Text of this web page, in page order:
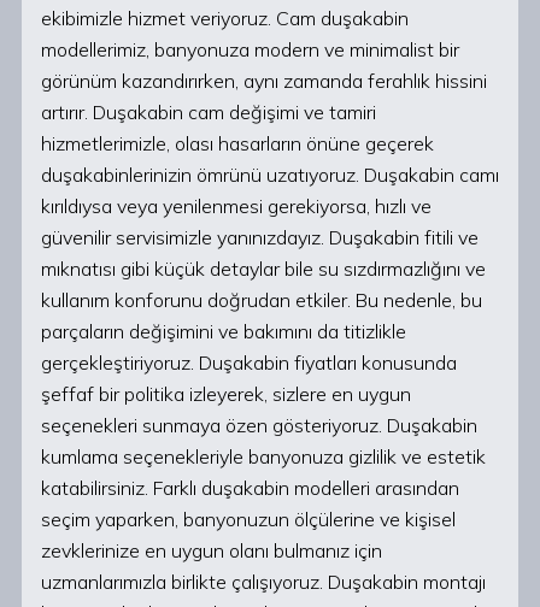
ekibimizle hizmet veriyoruz. Cam duşakabin
modellerimiz, banyonuza modern ve minimalist bir
görünüm kazandırırken, aynı zamanda ferahlık hissini
artırır. Duşakabin cam değişimi ve tamiri
hizmetlerimizle, olası hasarların önüne geçerek
duşakabinlerinizin ömrünü uzatıyoruz. Duşakabin camı
kırıldıysa veya yenilenmesi gerekiyorsa, hızlı ve
güvenilir servisimizle yanınızdayız. Duşakabin fitili ve
mıknatısı gibi küçük detaylar bile su sızdırmazlığını ve
kullanım konforunu doğrudan etkiler. Bu nedenle, bu
parçaların değişimini ve bakımını da titizlikle
gerçekleştiriyoruz. Duşakabin fiyatları konusunda
şeffaf bir politika izleyerek, sizlere en uygun
seçenekleri sunmaya özen gösteriyoruz. Duşakabin
kumlama seçenekleriyle banyonuza gizlilik ve estetik
katabilirsiniz. Farklı duşakabin modelleri arasından
seçim yaparken, banyonuzun ölçülerine ve kişisel
zevklerinize en uygun olanı bulmanız için
uzmanlarımızla birlikte çalışıyoruz. Duşakabin montajı